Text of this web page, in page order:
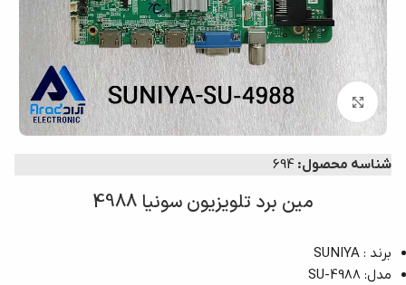
برای بزرگ‌نمایی کلیک کنید
شناسه محصول: 694
مین برد تلویزیون سونیا 4988
برند : SUNIYA
مدل: SU-4988